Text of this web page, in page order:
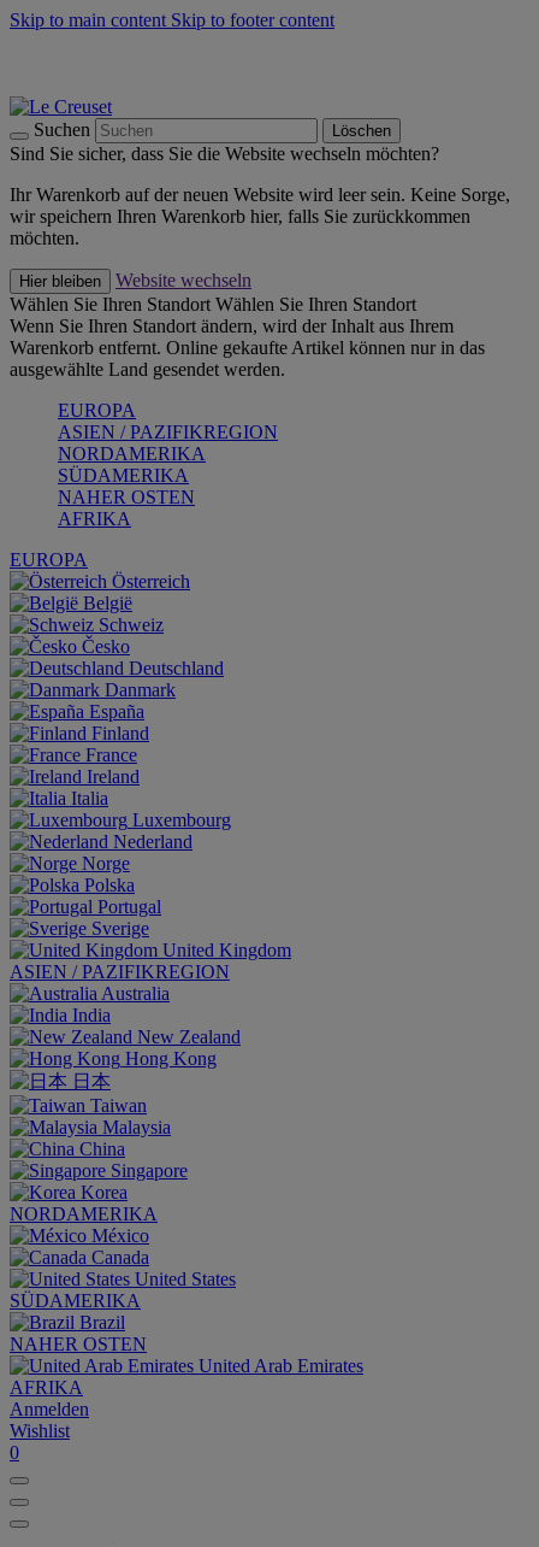
Skip to main content Skip to footer content
Suchen Löschen
Sind Sie sicher, dass Sie die Website wechseln möchten?
Ihr Warenkorb auf der neuen Website wird leer sein. Keine Sorge,
wir speichern Ihren Warenkorb hier, falls Sie zurückkommen
möchten.
Hier bleiben
Website wechseln
Wählen Sie Ihren Standort Wählen Sie Ihren Standort
Wenn Sie Ihren Standort ändern, wird der Inhalt aus Ihrem
Warenkorb entfernt. Online gekaufte Artikel können nur in das
ausgewählte Land gesendet werden.
EUROPA
ASIEN / PAZIFIKREGION
NORDAMERIKA
SÜDAMERIKA
NAHER OSTEN
AFRIKA
EUROPA
Österreich
België
Schweiz
Česko
Deutschland
Danmark
España
Finland
France
Ireland
Italia
Luxembourg
Nederland
Norge
Polska
Portugal
Sverige
United Kingdom
ASIEN / PAZIFIKREGION
Australia
India
New Zealand
Hong Kong
日本
Taiwan
Malaysia
China
Singapore
Korea
NORDAMERIKA
México
Canada
United States
SÜDAMERIKA
Brazil
NAHER OSTEN
United Arab Emirates
AFRIKA
Anmelden
Wishlist
0